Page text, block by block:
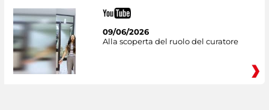
09/06/2026
Alla scoperta del ruolo del curatore